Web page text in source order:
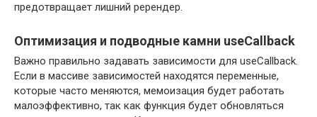
предотвращает лишний ререндер.
Оптимизация и подводные камни useCallback
Важно правильно задавать зависимости для useCallback.
Если в массиве зависимостей находятся переменные,
которые часто меняются, мемоизация будет работать
малоэффективно, так как функция будет обновляться